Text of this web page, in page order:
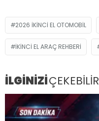
2026 IKINCI EL OTOMOBIL
IKINCI EL ARAÇ REHBERI
İLGİNİZİÇEKEBİLİR